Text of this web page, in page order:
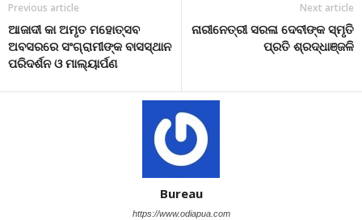
Previous article
ଆଜାଦୀ କା ଅମୃତ ମହୋତ୍ସବ
ଅବସରରେ ସଂଗ୍ରାମୀଙ୍କ ବାସସ୍ଥାନ
ପରିଦର୍ଶନ ଓ ମାଲ୍ୟାର୍ପଣ
Next article
ନାରୀନେତ୍ରୀ ସରଳା ଦେବୀଙ୍କ ସ୍ମୃତି
ପ୍ରତି ଶ୍ରଦ୍ଧାଞ୍ଜଳି
Bureau
https://www.odiapua.com